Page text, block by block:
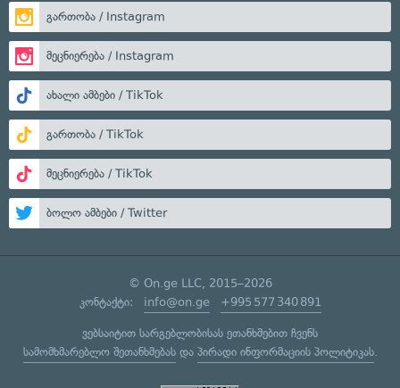
გართობა / Instagram
მეცნიერება / Instagram
ახალი ამბები / TikTok
გართობა / TikTok
მეცნიერება / TikTok
ბოლო ამბები / Twitter
© On.ge LLC, 2015–2026
კონტაქტი: info@on.ge +995 577 340 891
ვებსაიტით სარგებლობისას ეთანხმებით ჩვენს
სამომხმარებლო შეთანხმებასდა პირადი ინფორმაციის პოლიტიკას.